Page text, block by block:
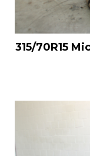
315/70R15